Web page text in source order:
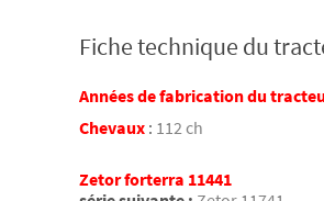
Fiche technique du
Années de fabrication du
Chevaux : 112 ch
Zetor forterra 11441